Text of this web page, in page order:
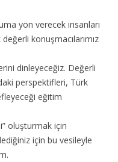
yön verecek insanları
konuşmacılarımız
dinleyeceğiz. Değerli
perspektifleri, Türk
eğitim
oluşturmak için
için bu vesileyle